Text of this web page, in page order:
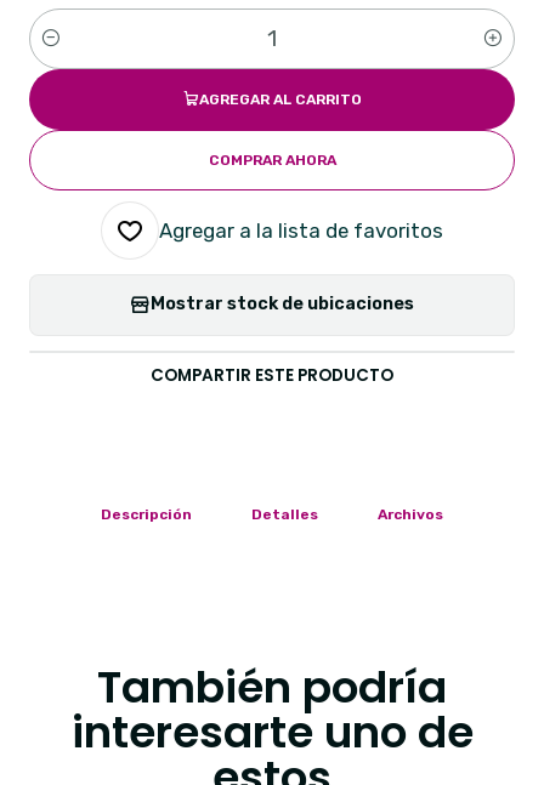
Cantidad
AGREGAR AL CARRITO
COMPRAR AHORA
Agregar a la lista de favoritos
Mostrar stock de ubicaciones
COMPARTIR ESTE PRODUCTO
Descripción Detalles Archivos
También podría
interesarte uno de